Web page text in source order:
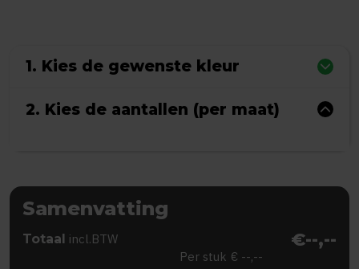
1. Kies de gewenste kleur
2. Kies de aantallen (per maat)
Samenvatting
Totaal incl.BTW €--,--
Per stuk € --,--